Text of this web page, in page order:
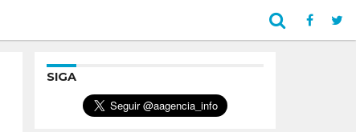
SIGA